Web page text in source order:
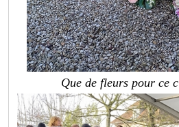
Que de fleurs pour ce